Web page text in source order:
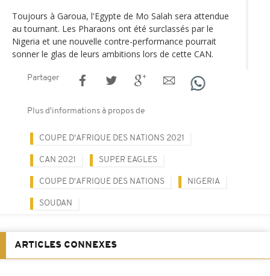
Toujours à Garoua, l'Egypte de Mo Salah sera attendue
au tournant. Les Pharaons ont été surclassés par le
Nigeria et une nouvelle contre-performance pourrait
sonner le glas de leurs ambitions lors de cette CAN.
Partager
Plus d'informations à propos de
COUPE D'AFRIQUE DES NATIONS 2021
CAN 2021 SUPER EAGLES
COUPE D'AFRIQUE DES NATIONS NIGERIA
SOUDAN
ARTICLES CONNEXES